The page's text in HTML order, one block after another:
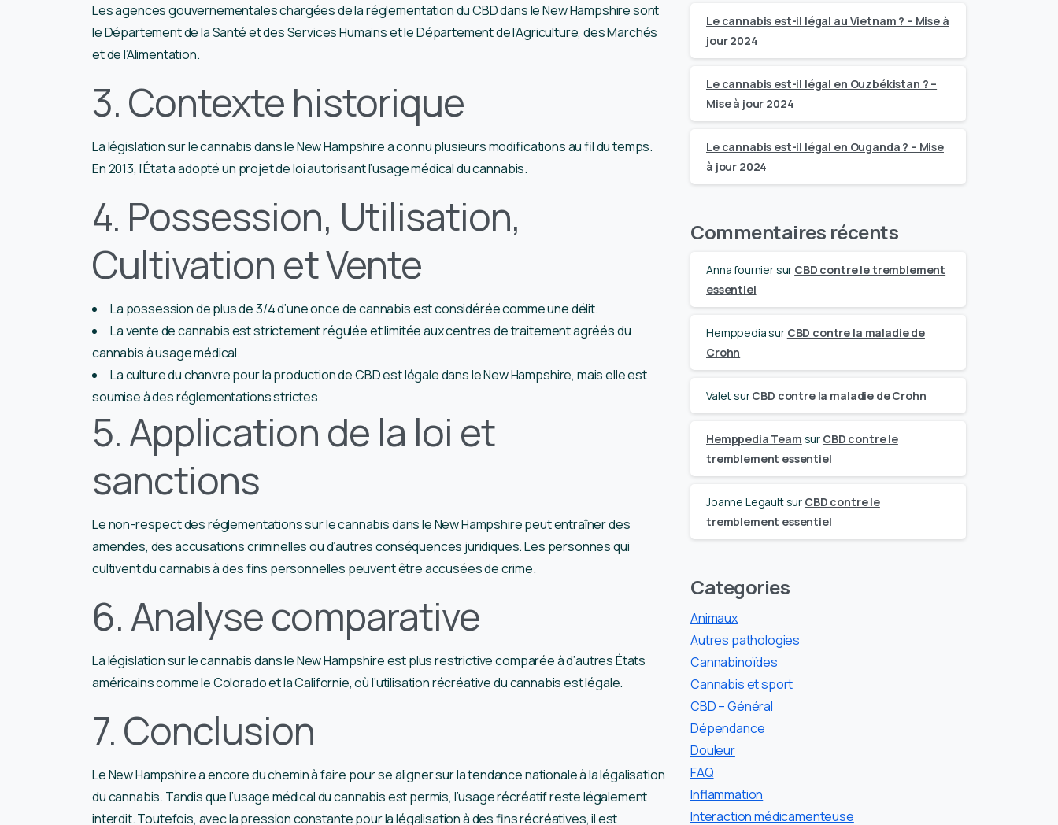
Les agences gouvernementales chargées de la réglementation du CBD dans le New Hampshire sont
le Département de la Santé et des Services Humains et le Département de l’Agriculture, des Marchés
et de l’Alimentation.
3. Contexte historique
La législation sur le cannabis dans le New Hampshire a connu plusieurs modifications au fil du temps.
En 2013, l’État a adopté un projet de loi autorisant l’usage médical du cannabis.
4. Possession, Utilisation,
Cultivation et Vente
La possession de plus de 3/4 d’une once de cannabis est considérée comme une délit.
La vente de cannabis est strictement régulée et limitée aux centres de traitement agréés du
cannabis à usage médical.
La culture du chanvre pour la production de CBD est légale dans le New Hampshire, mais elle est
soumise à des réglementations strictes.
5. Application de la loi et
sanctions
Le non-respect des réglementations sur le cannabis dans le New Hampshire peut entraîner des
amendes, des accusations criminelles ou d’autres conséquences juridiques. Les personnes qui
cultivent du cannabis à des fins personnelles peuvent être accusées de crime.
6. Analyse comparative
La législation sur le cannabis dans le New Hampshire est plus restrictive comparée à d’autres États
américains comme le Colorado et la Californie, où l’utilisation récréative du cannabis est légale.
7. Conclusion
Le New Hampshire a encore du chemin à faire pour se aligner sur la tendance nationale à la légalisation
du cannabis. Tandis que l’usage médical du cannabis est permis, l’usage récréatif reste légalement
interdit. Toutefois, avec la pression constante pour la légalisation à des fins récréatives, il est
Le cannabis est-il légal au Vietnam ? – Mise à
jour 2024
Le cannabis est-il légal en Ouzbékistan ? –
Mise à jour 2024
Le cannabis est-il légal en Ouganda ? – Mise
à jour 2024
Commentaires récents
Anna fourniersur CBD contre le tremblement
essentiel
Hemppediasur CBD contre la maladie de
Crohn
ValetsurCBD contre la maladie de Crohn
Hemppedia Team sur CBD contre le
tremblement essentiel
Joanne Legaultsur CBD contre le
tremblement essentiel
Categories
Animaux
Autres pathologies
Cannabinoïdes
Cannabis et sport
CBD – Général
Dépendance
Douleur
FAQ
Inflammation
Interaction médicamenteuse